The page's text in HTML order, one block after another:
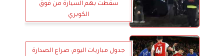
سقطت بهم السيارة من فوق
الكوبري
جدول مباريات اليوم: صراع الصدارة